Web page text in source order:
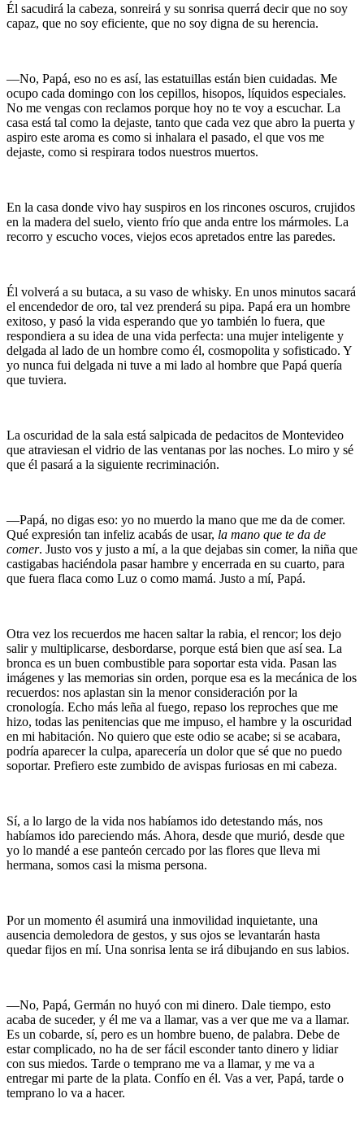
Él sacudirá la cabeza, sonreirá y su sonrisa querrá decir que no soy
capaz, que no soy eficiente, que no soy digna de su herencia.
—No, Papá, eso no es así, las estatuillas están bien cuidadas. Me
ocupo cada domingo con los cepillos, hisopos, líquidos especiales.
No me vengas con reclamos porque hoy no te voy a escuchar. La
casa está tal como la dejaste, tanto que cada vez que abro la puerta y
aspiro este aroma es como si inhalara el pasado, el que vos me
dejaste, como si respirara todos nuestros muertos.
En la casa donde vivo hay suspiros en los rincones oscuros, crujidos
en la madera del suelo, viento frío que anda entre los mármoles. La
recorro y escucho voces, viejos ecos apretados entre las paredes.
Él volverá a su butaca, a su vaso de whisky. En unos minutos sacará
el encendedor de oro, tal vez prenderá su pipa. Papá era un hombre
exitoso, y pasó la vida esperando que yo también lo fuera, que
respondiera a su idea de una vida perfecta: una mujer inteligente y
delgada al lado de un hombre como él, cosmopolita y sofisticado. Y
yo nunca fui delgada ni tuve a mi lado al hombre que Papá quería
que tuviera.
La oscuridad de la sala está salpicada de pedacitos de Montevideo
que atraviesan el vidrio de las ventanas por las noches. Lo miro y sé
que él pasará a la siguiente recriminación.
—Papá, no digas eso: yo no muerdo la mano que me da de comer.
Qué expresión tan infeliz acabás de usar, la mano que te da de
comer. Justo vos y justo a mí, a la que dejabas sin comer, la niña que
castigabas haciéndola pasar hambre y encerrada en su cuarto, para
que fuera flaca como Luz o como mamá. Justo a mí, Papá.
Otra vez los recuerdos me hacen saltar la rabia, el rencor; los dejo
salir y multiplicarse, desbordarse, porque está bien que así sea. La
bronca es un buen combustible para soportar esta vida. Pasan las
imágenes y las memorias sin orden, porque esa es la mecánica de los
recuerdos: nos aplastan sin la menor consideración por la
cronología. Echo más leña al fuego, repaso los reproches que me
hizo, todas las penitencias que me impuso, el hambre y la oscuridad
en mi habitación. No quiero que este odio se acabe; si se acabara,
podría aparecer la culpa, aparecería un dolor que sé que no puedo
soportar. Prefiero este zumbido de avispas furiosas en mi cabeza.
Sí, a lo largo de la vida nos habíamos ido detestando más, nos
habíamos ido pareciendo más. Ahora, desde que murió, desde que
yo lo mandé a ese panteón cercado por las flores que lleva mi
hermana, somos casi la misma persona.
Por un momento él asumirá una inmovilidad inquietante, una
ausencia demoledora de gestos, y sus ojos se levantarán hasta
quedar fijos en mí. Una sonrisa lenta se irá dibujando en sus labios.
—No, Papá, Germán no huyó con mi dinero. Dale tiempo, esto
acaba de suceder, y él me va a llamar, vas a ver que me va a llamar.
Es un cobarde, sí, pero es un hombre bueno, de palabra. Debe de
estar complicado, no ha de ser fácil esconder tanto dinero y lidiar
con sus miedos. Tarde o temprano me va a llamar, y me va a
entregar mi parte de la plata. Confío en él. Vas a ver, Papá, tarde o
temprano lo va a hacer.